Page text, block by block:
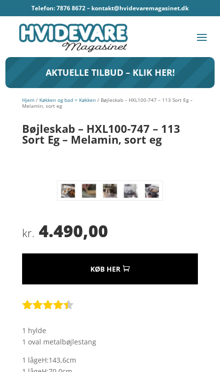
Telefon: 7876 8672 – kontakt@hvidevaremagasinet.dk
AKTUELLE TILBUD – KLIK HER!
Hjem/ Køkken og bad > Køkken/ Bøjleskab – HXL100-747 – 113 Sort Eg –
Melamin, sort eg
Bøjleskab – HXL100-747 – 113
Sort Eg – Melamin, sort eg
kr. 4.490,00
KØB HER
som
ud af 5
på
kundebedø
1 hylde
1 oval metalbøjlestang
1 lågeH:143,6cm